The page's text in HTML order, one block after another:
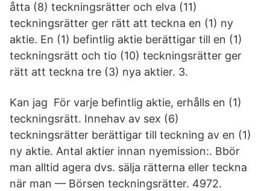
åtta (8) teckningsrätter och elva (11)
teckningsrätter ger rätt att teckna en (1) ny
aktie. En (1) befintlig aktie berättigar till en (1)
teckningsrätt och tio (10) teckningsrätter ger
rätt att teckna tre (3) nya aktier. 3.
Kan jag För varje befintlig aktie, erhålls en (1)
teckningsrätt. Innehav av sex (6)
teckningsrätter berättigar till teckning av en (1)
ny aktie. Antal aktier innan nyemission:. Bbör
man alltid agera dvs. sälja rätterna eller teckna
när man — Börsen teckningsrätter. 4972.